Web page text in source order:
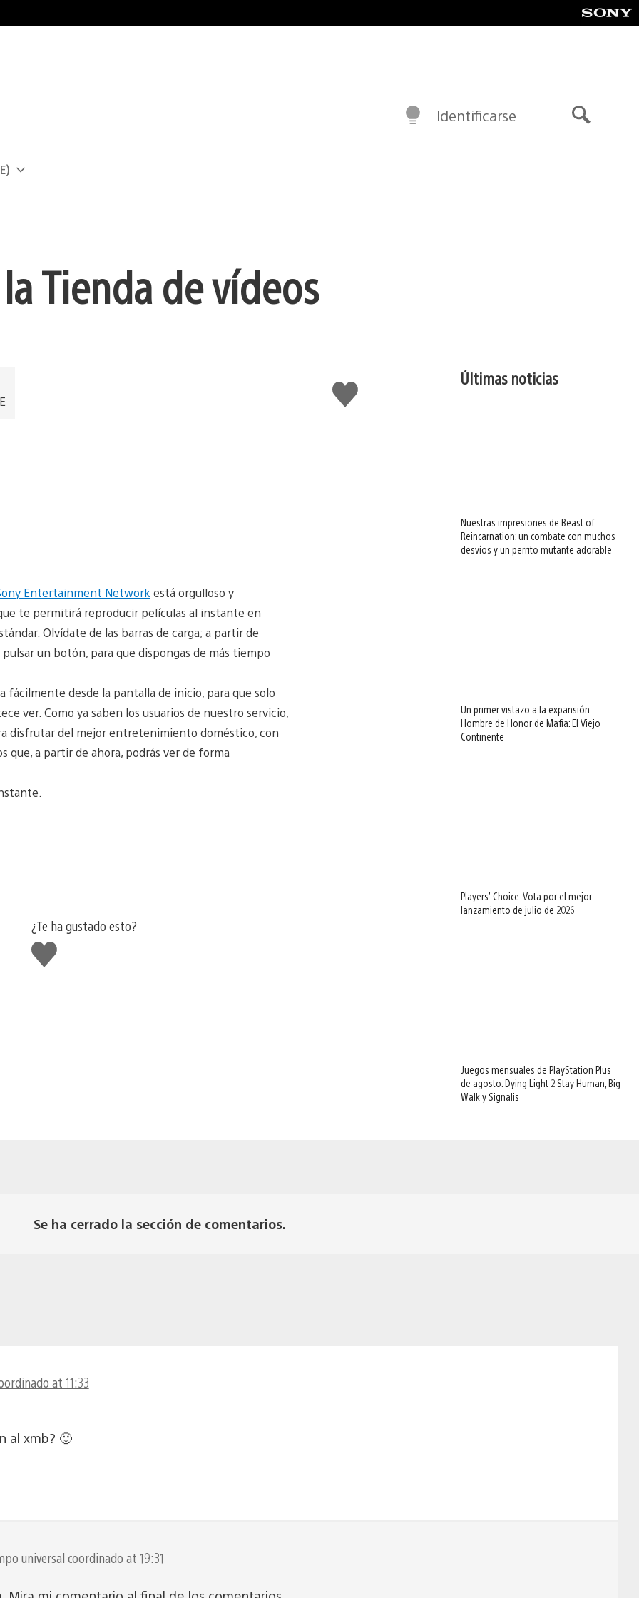
Identificarse
Tienda de vídeos
Me
gusta
Entertainment Network está orgulloso y
te permitirá reproducir películas al instante en
Olvídate de las barras de carga; a partir de
un botón, para que dispongas de más tiempo
desde la pantalla de inicio, para que solo
ver. Como ya saben los usuarios de nuestro servicio,
disfrutar del mejor entretenimiento doméstico, con
que, a partir de ahora, podrás ver de forma
¿Te ha gustado esto?
Me
gusta
Últimas noticias
Nuestras impresiones de Beast of
Reincarnation: un combate con muchos
desvíos y un perrito mutante adorable
Un primer vistazo a la expansión
Hombre de Honor de Mafia: El Viejo
Continente
Players’ Choice: Vota por el mejor
lanzamiento de julio de 2026
Juegos mensuales de PlayStation Plus
de agosto: Dying Light 2 Stay Human, Big
Walk y Signalis
Se ha cerrado la sección de comentarios.
at 11:33
al xmb? 🙂
universal coordinado at 19:31